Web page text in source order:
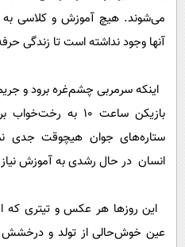
می‌شوند. هیچ آموزش و کلاسی
آنها وجود نداشته است تا زندگی
اینکه سرمربی چشم‌غره برود و
بازیکن ساعت 10
ستاره‌های جوان هیچوقت جدی
انسان در حال رشدی به آموزش نیاز
این روزها هر عکس و تیتری که
عین خوش‌حالی از تولد و درخشش